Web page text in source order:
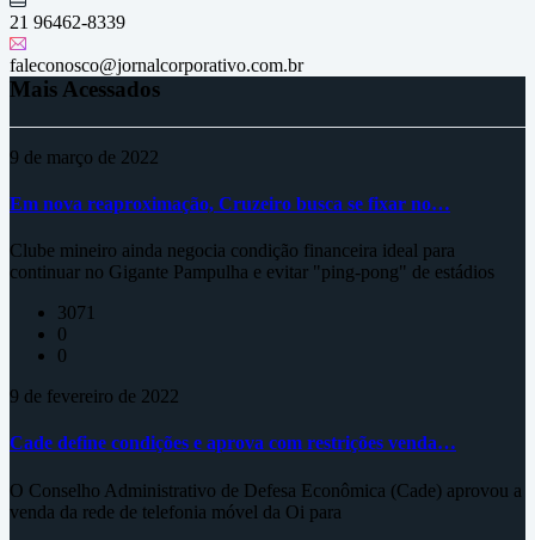
21 96462-8339
faleconosco@jornalcorporativo.com.br
Mais Acessados
9 de março de 2022
Em nova reaproximação, Cruzeiro busca se fixar no…
Clube mineiro ainda negocia condição financeira ideal para
continuar no Gigante Pampulha e evitar "ping-pong" de estádios
3071
0
0
9 de fevereiro de 2022
Cade define condições e aprova com restrições venda…
O Conselho Administrativo de Defesa Econômica (Cade) aprovou a
venda da rede de telefonia móvel da Oi para